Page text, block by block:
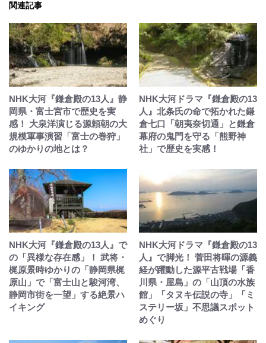
関連記事
NHK大河『鎌倉殿の13人』静
岡県・富士宮市で歴史を実
感！ 大泉洋演じる源頼朝の大
規模軍事演習「富士の巻狩」
のゆかりの地とは？
NHK大河ドラマ『鎌倉殿の13
人』北条氏の命で拓かれた鎌
倉七口「朝夷奈切通」と鎌倉
幕府の鬼門を守る「熊野神
社」で歴史を実感！
NHK大河『鎌倉殿の13人』で
の「異様な存在感」！ 武将・
梶原景時ゆかりの「静岡県梶
原山」で「富士山と駿河湾、
静岡市街を一望」する絶景ハ
イキング
NHK大河ドラマ『鎌倉殿の13
人』で脚光！ 菅田将暉の源義
経が躍動した源平古戦場「香
川県・屋島」の「山頂の水族
館」「タヌキ伝説の寺」「ミ
ステリー坂」不思議スポット
めぐり